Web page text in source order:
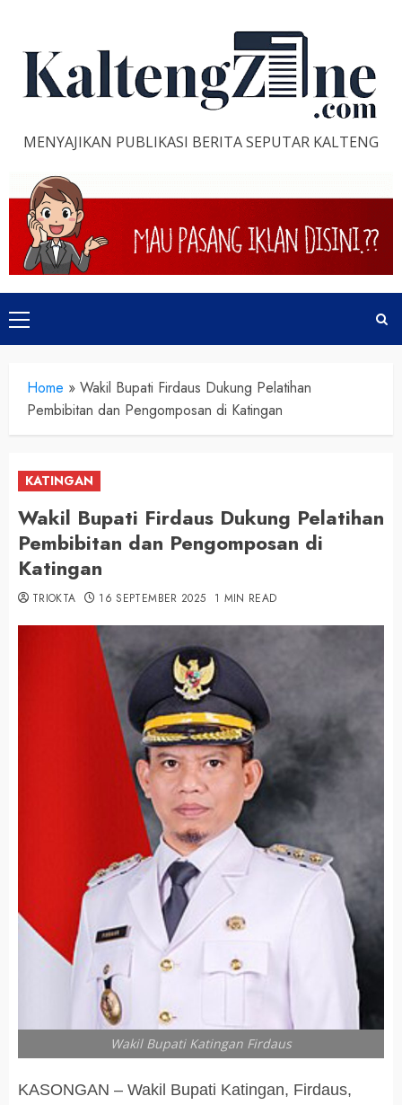
content
MENYAJIKAN PUBLIKASI BERITA SEPUTAR KALTENG
Primary
Menu
Home » Wakil Bupati Firdaus Dukung Pelatihan
Pembibitan dan Pengomposan di Katingan
KATINGAN
Wakil Bupati Firdaus Dukung Pelatihan
Pembibitan dan Pengomposan di
Katingan
TRIOKTA 16 SEPTEMBER 2025 1 MIN READ
Wakil Bupati Katingan Firdaus
KASONGAN – Wakil Bupati Katingan, Firdaus,